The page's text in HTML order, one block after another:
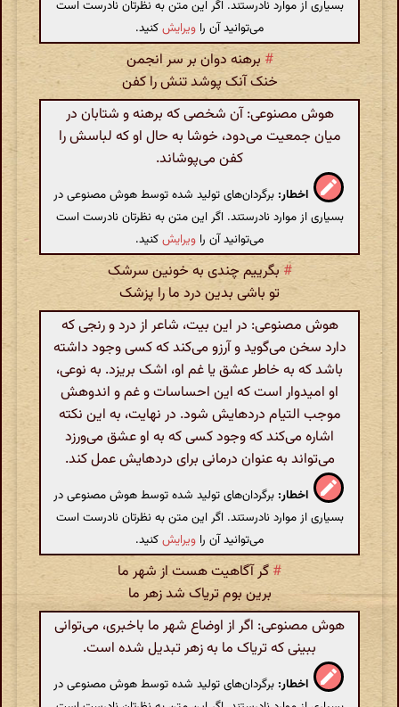
بسیاری از موارد نادرستند. اگر این متن به نظرتان نادرست است
می‌توانید آن را ویرایشکنید.
# برهنه دوان بر سر انجمن
خنک آنک پوشد تنش را کفن
هوش مصنوعی: آن شخصی که برهنه و شتابان در
میان جمعیت می‌دود، خوشا به حال او که لباسش را
کفن می‌پوشاند.
اخطار: برگردان‌های تولید شده توسط هوش مصنوعی در
بسیاری از موارد نادرستند. اگر این متن به نظرتان نادرست است
می‌توانید آن را ویرایشکنید.
# بگرییم چندی به خونین سرشک
تو باشی بدین درد ما را پزشک
هوش مصنوعی: در این بیت، شاعر از درد و رنجی که
دارد سخن می‌گوید و آرزو می‌کند که کسی وجود داشته
باشد که به خاطر عشق یا غم او، اشک بریزد. به نوعی،
او امیدوار است که این احساسات و غم‌ و اندوهش
موجب التیام دردهایش شود. در نهایت، به این نکته
اشاره می‌کند که وجود کسی که به او عشق می‌ورزد
می‌تواند به‌ عنوان درمانی برای دردهایش عمل کند.
اخطار: برگردان‌های تولید شده توسط هوش مصنوعی در
بسیاری از موارد نادرستند. اگر این متن به نظرتان نادرست است
می‌توانید آن را ویرایشکنید.
# گر آگاهیت هست از شهر ما
برین بوم تریاک شد زهر ما
هوش مصنوعی: اگر از اوضاع شهر ما باخبری، می‌توانی
ببینی که تریاک ما به زهر تبدیل شده است.
اخطار: برگردان‌های تولید شده توسط هوش مصنوعی در